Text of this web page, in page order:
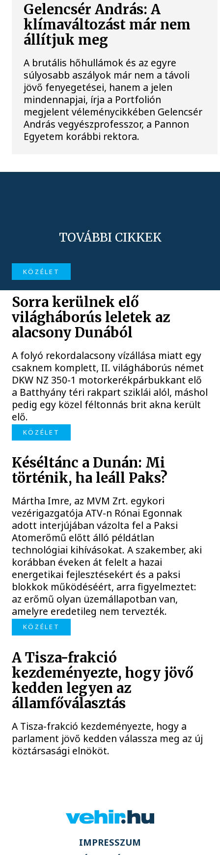
Gelencsér András: A
klímaváltozást már nem
állítjuk meg
A brutális hőhullámok és az egyre
súlyosabb aszályok már nem a távoli
jövő fenyegetései, hanem a jelen
mindennapjai, írja a Portfolión
megjelent véleménycikkében Gelencsér
András vegyészprofesszor, a Pannon
Egyetem korábbi rektora.
TOVÁBBI CIKKEK
KÖZÉLET
Sorra kerülnek elő
világháborús leletek az
alacsony Dunából
A folyó rekordalacsony vízállása miatt egy
csaknem komplett, II. világháborús német
DKW NZ 350-1 motorkerékpárbukkant elő
a Batthyány téri rakpart sziklái alól, máshol
pedig egy közel féltonnás brit akna került
elő.
KÖZÉLET
Késéltánc a Dunán: Mi
történik, ha leáll Paks?
Mártha Imre, az MVM Zrt. egykori
vezérigazgatója ATV-n Rónai Egonnak
adott interjújában vázolta fel a Paksi
Atomerőmű előtt álló példátlan
technológiai kihívásokat. A szakember, aki
korábban éveken át felelt a hazai
energetikai fejlesztésekért és a paksi
blokkok működéséért, arra figyelmeztet:
az erőmű olyan üzemállapotban van,
amelyre eredetileg nem tervezték.
KÖZÉLET
A Tisza-frakció
kezdeményezte, hogy jövő
kedden legyen az
államfőválasztás
A Tisza-frakció kezdeményezte, hogy a
parlament jövő kedden válassza meg az új
köztársasági elnököt.
IMPRESSZUM